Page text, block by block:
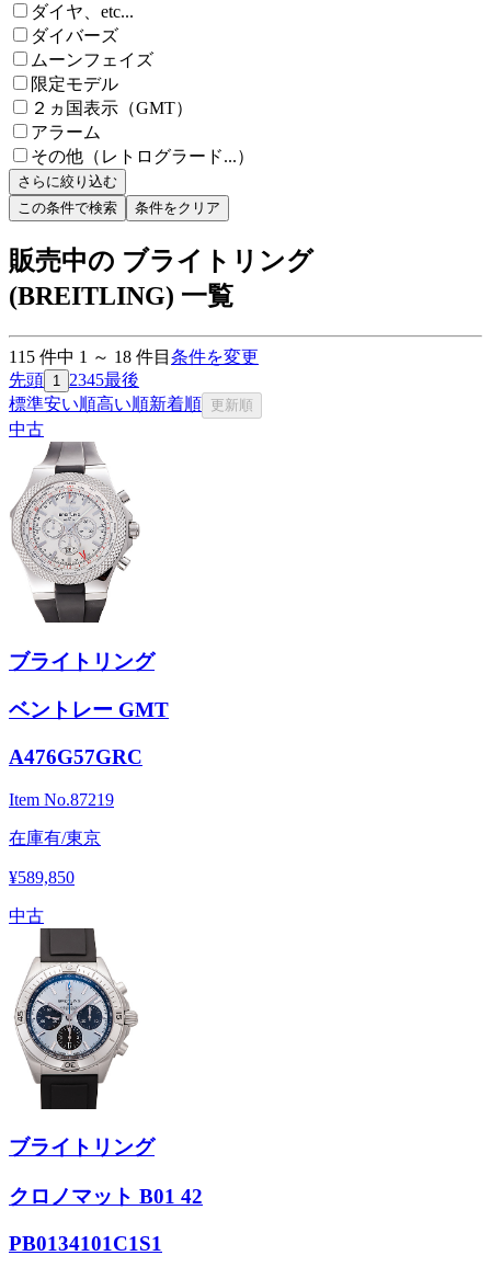
ダイヤ、etc...
ダイバーズ
ムーンフェイズ
限定モデル
２ヵ国表示（GMT）
アラーム
その他（レトログラード...）
さらに絞り込む
この条件で検索
条件をクリア
販売中の ブライトリング
(BREITLING) 一覧
115 件中 1 ～ 18 件目 条件を変更
先頭 1 2345最後
標準安い順高い順新着順 更新順
中古
ブライトリング
ベントレー GMT
A476G57GRC
Item No.87219
在庫有/東京
¥589,850
中古
ブライトリング
クロノマット B01 42
PB0134101C1S1